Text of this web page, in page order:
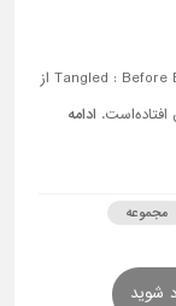
انیمیشن گیسو کمند : ماجرای قبل از عروسی Tangled : Before Ever After از
افتاده‌است. ادامه
مجموعه
شوید